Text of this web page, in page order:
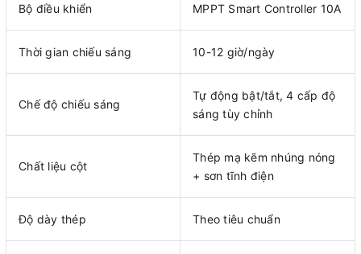
Bộ điều khiển MPPT Smart Controller 10A
Thời gian chiếu sáng 10-12 giờ/ngày
Chế độ chiếu sáng
Tự động bật/tắt, 4 cấp độ
sáng tùy chỉnh
Chất liệu cột
Thép mạ kẽm nhúng nóng
+ sơn tĩnh điện
Độ dày thép Theo tiêu chuẩn